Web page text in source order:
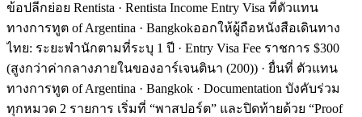
ข้อปลีกย่อย Rentista · Rentista Income Entry Visa ที่ตัวแทน
ทางการทูต of Argentina · Bangkokออกให้ผู้ถือหนังสือเดินทาง
ไทย: ระยะพำนักตามที่ระบุ 1 ปี · Entry Visa Fee ราชการ $300
(สูงกว่าค่ากลางภายในของอาร์เจนตินา (200)) · ยื่นที่ ตัวแทน
ทางการทูต of Argentina · Bangkok · Documentation บังคับร่วม
ทุกหมวด 2 รายการ เริ่มที่ “พาสปอร์ต” และปิดท้ายด้วย “Proof